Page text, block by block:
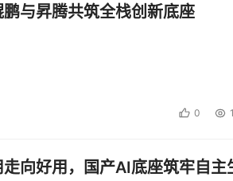
与昇腾共筑全栈创新底座
0
向好用，国产AI底座筑牢自主